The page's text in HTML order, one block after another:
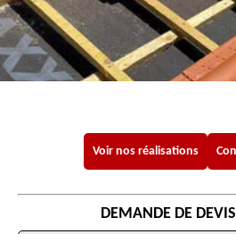
Voir nos réalisations
DEMANDE DE